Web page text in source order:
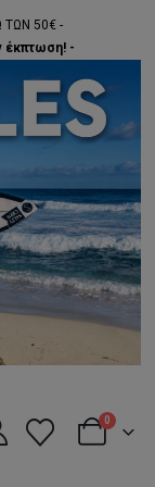
50€ -
έκπτωση! -
0